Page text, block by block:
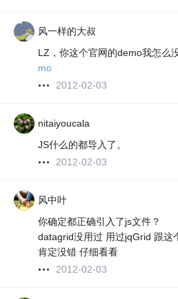
风一样的大叔
LZ，你这个官网的demo我怎么
mo
2012-02-03
nitaiyoucala
JS什么的都导入了。
2012-02-03
风中叶
你确定都正确引入了js文件？
datagrid没用过 用过jqGrid 跟这
肯定没错 仔细看看
2012-02-03